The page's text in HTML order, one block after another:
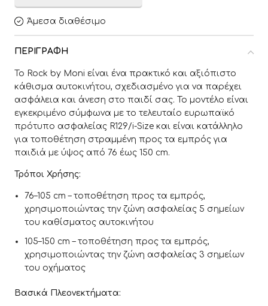
Άμεσα διαθέσιμο
ΠΕΡΙΓΡΑΦΉ
Το Rock by Moni είναι ένα πρακτικό και αξιόπιστο
κάθισμα αυτοκινήτου, σχεδιασμένο για να παρέχει
ασφάλεια και άνεση στο παιδί σας. Το μοντέλο είναι
εγκεκριμένο σύμφωνα με το τελευταίο ευρωπαϊκό
πρότυπο ασφαλείας R129/i-Size και είναι κατάλληλο
για τοποθέτηση στραμμένη προς τα εμπρός για
παιδιά με ύψος από 76 έως 150 cm.
Τρόποι Χρήσης:
76–105 cm – τοποθέτηση προς τα εμπρός,
χρησιμοποιώντας την ζώνη ασφαλείας 5 σημείων
του καθίσματος αυτοκινήτου
105–150 cm – τοποθέτηση προς τα εμπρός,
χρησιμοποιώντας την ζώνη ασφαλείας 3 σημείων
του οχήματος
Βασικά Πλεονεκτήματα: